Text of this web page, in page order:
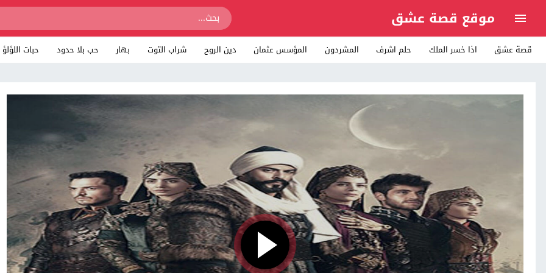
موقع قصة عشق
قصة عشق اذا خسر الملك حلم اشرف المشردون المؤسس عثمان دين الروح شراب التوت بهار حب بلا حدود حبات اللؤلؤ